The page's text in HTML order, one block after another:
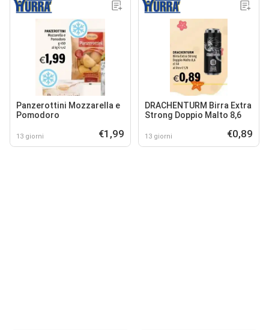
Panzerottini Mozzarella e
Pomodoro
13 giorni €1,99
DRACHENTURM Birra Extra
Strong Doppio Malto 8,6
13 giorni €0,89